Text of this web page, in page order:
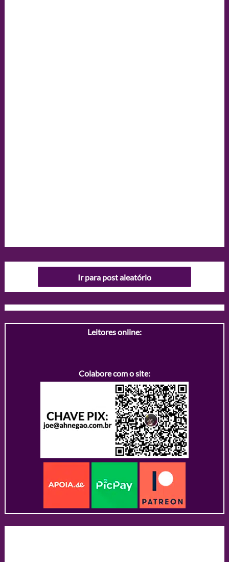
Ir para post aleatório
Leitores online:
Colabore com o site: